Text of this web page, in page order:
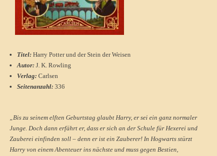
Titel: Harry Potter und der Stein der Weisen
Autor: J. K. Rowling
Verlag: Carlsen
Seitenanzahl: 336
„Bis zu seinem elften Geburtstag glaubt Harry, er sei ein ganz normaler
Junge. Doch dann erfährt er, dass er sich an der Schule für Hexerei und
Zauberei einfinden soll – denn er ist ein Zauberer! In Hogwarts stürzt
Harry von einem Abenteuer ins nächste und muss gegen Bestien,